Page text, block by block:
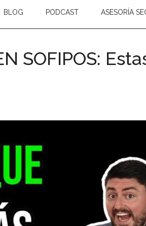
BLOG PODCAST ASESORÍA
SOFIPOS: